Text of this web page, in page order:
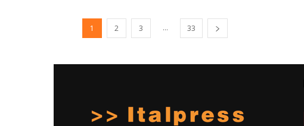
1 2 3 ... 33